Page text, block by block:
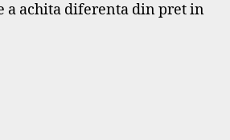
a achita diferenta din pret in